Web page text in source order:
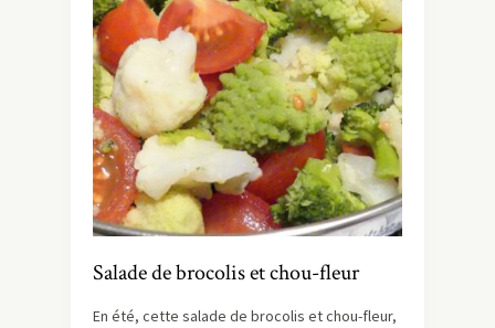
Salade de brocolis et chou-fleur
En été, cette salade de brocolis et chou-fleur,